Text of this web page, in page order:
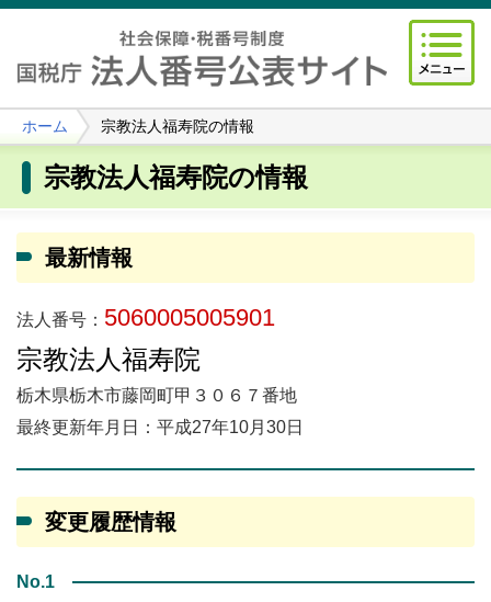
ホーム 宗教法人福寿院の情報
宗教法人福寿院の情報
最新情報
法人番号： 5060005005901
宗教法人福寿院
栃木県栃木市藤岡町甲３０６７番地
最終更新年月日：平成27年10月30日
変更履歴情報
No.1